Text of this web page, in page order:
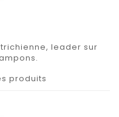
leader sur
produits